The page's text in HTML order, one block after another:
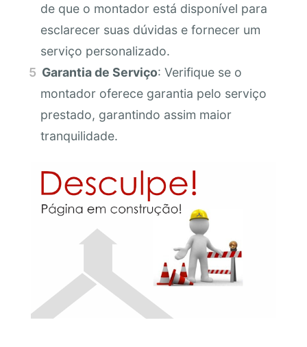
de que o montador está disponível para
esclarecer suas dúvidas e fornecer um
serviço personalizado.
Garantia de Serviço: Verifique se o
montador oferece garantia pelo serviço
prestado, garantindo assim maior
tranquilidade.